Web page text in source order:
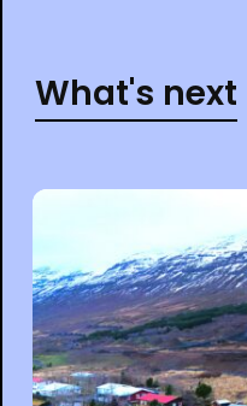
What's next